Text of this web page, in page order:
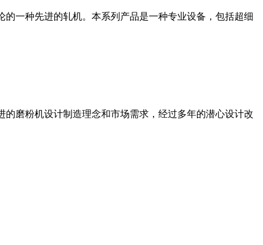
一种先进的轧机。本系列产品是一种专业设备，包括超细
磨粉机设计制造理念和市场需求，经过多年的潜心设计改